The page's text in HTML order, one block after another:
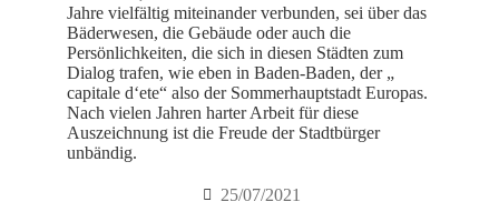
Jahre vielfältig miteinander verbunden, sei über das
Bäderwesen, die Gebäude oder auch die
Persönlichkeiten, die sich in diesen Städten zum
Dialog trafen, wie eben in Baden-Baden, der „
capitale d‘ete“ also der Sommerhauptstadt Europas.
Nach vielen Jahren harter Arbeit für diese
Auszeichnung ist die Freude der Stadtbürger
unbändig.
25/07/2021